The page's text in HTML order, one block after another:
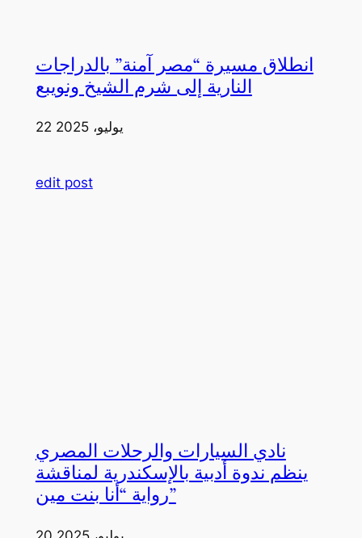
انطلاق مسيرة “مصر آمنة” بالدراجات
النارية إلى شرم الشيخ ونويبع
22 يوليو، 2025
edit post
نادي السيارات والرحلات المصري
ينظم ندوة أدبية بالإسكندرية لمناقشة
رواية “أنا بنت مين”